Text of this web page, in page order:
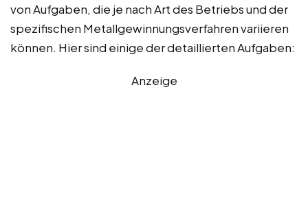
von Aufgaben, die je nach Art des Betriebs und der
spezifischen Metallgewinnungsverfahren variieren
können. Hier sind einige der detaillierten Aufgaben:
Anzeige